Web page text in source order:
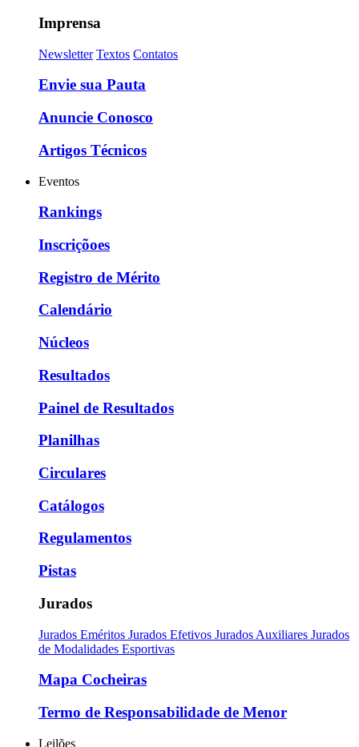
Imprensa
Newsletter Textos Contatos
Envie sua Pauta
Anuncie Conosco
Artigos Técnicos
Eventos
Rankings
Inscriçõoes
Registro de Mérito
Calendário
Núcleos
Resultados
Painel de Resultados
Planilhas
Circulares
Catálogos
Regulamentos
Pistas
Jurados
Jurados Eméritos Jurados Efetivos Jurados Auxiliares Jurados
de Modalidades Esportivas
Mapa Cocheiras
Termo de Responsabilidade de Menor
Leilões